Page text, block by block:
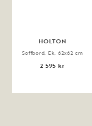
HOLTON
Soffbord, Ek, 62x62 cm
2 595 kr